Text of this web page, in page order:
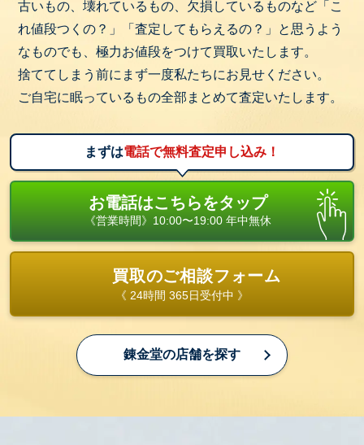
古いもの、壊れているもの、欠損しているものなど「こ
れ値段つくの？」「査定してもらえるの？」と思うよう
なものでも、極力お値段をつけて買取いたします。
捨ててしまう前にまず一度私たちにお見せください。
ご自宅に眠っているもの全部まとめて査定いたします。
まずは電話で無料査定申し込み！
お電話はこちらをタップ
《営業時間》10:00〜19:00 年中無休
買取のご相談フォーム
《 24時間 365日受付中 》
錬金堂の店舗を探す